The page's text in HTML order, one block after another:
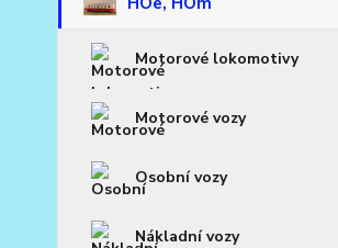
Motorové lokomotivy
Motorové vozy
Osobní vozy
Nákladní vozy